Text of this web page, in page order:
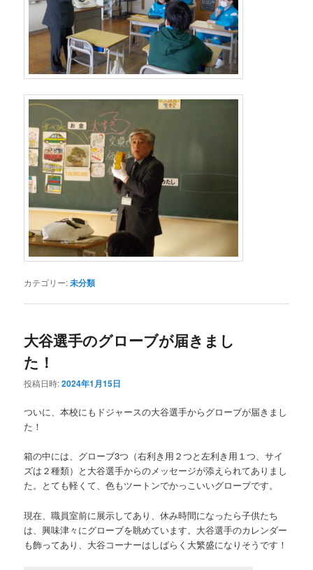
カテゴリー:未分類
大谷選手のグローブが届きまし
た！
投稿日時:2024年1月15日
ついに、本校にもドジャースの大谷選手からグローブが届きまし
た！
箱の中には、グローブ3つ（右利き用２つと左利き用１つ、サイ
ズは２種類）と大谷選手からのメッセージが添えられてありまし
た。とても軽くて、色もツートンでかっこいいグローブです。
現在、職員室前に展示してあり、休み時間になったら子供たち
は、興味津々にグローブを眺めています。大谷選手のカレンダー
も飾ってあり、大谷コーナーはしばらく大繁盛になりそうです！